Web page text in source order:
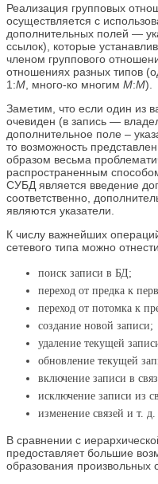
Реализация групповых
осуществляется с
дополнительных полей —
ссылок), которые
членом группового
отношениях разных типов
1:М , много-ко многим M:М).
Заметим, что если один из
очевиден (в запись —
дополнительное поле –
то возможность
образом весьма
распространенным
СУБД является введение
соответственно,
являются указатели.
К числу важнейших
сетевого типа можно
поиск записи в БД;
переход от предка к
переход от потомка к
создание новой записи;
удаление текущей
обновление текущей
включение записи в
исключение записи из
изменение связей и т. д.
В сравнении с
предоставляет большие
образования произвольных